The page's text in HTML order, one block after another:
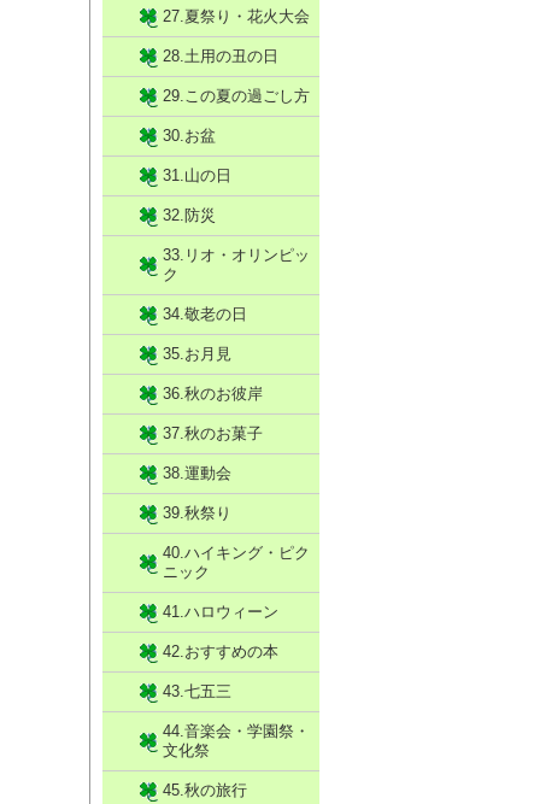
27.夏祭り・花火大会
28.土用の丑の日
29.この夏の過ごし方
30.お盆
31.山の日
32.防災
33.リオ・オリンピッ
ク
34.敬老の日
35.お月見
36.秋のお彼岸
37.秋のお菓子
38.運動会
39.秋祭り
40.ハイキング・ピク
ニック
41.ハロウィーン
42.おすすめの本
43.七五三
44.音楽会・学園祭・
文化祭
45.秋の旅行